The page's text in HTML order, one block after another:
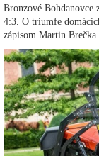
Bronzové Bohdanovce
4:3. O triumfe
zápisom Martin Brečka.